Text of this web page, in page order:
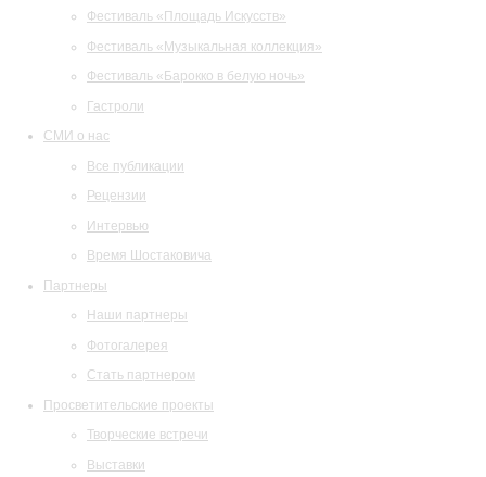
Фестиваль «Площадь Искусств»
Фестиваль «Музыкальная коллекция»
Фестиваль «Барокко в белую ночь»
Гастроли
СМИ о нас
Все публикации
Рецензии
Интервью
Время Шостаковича
Партнеры
Наши партнеры
Фотогалерея
Стать партнером
Просветительские проекты
Творческие встречи
Выставки